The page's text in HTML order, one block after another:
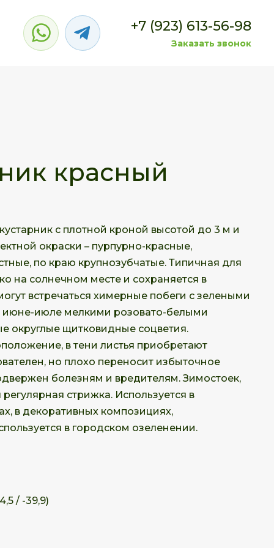
+7 (923) 613-56-98
Заказать звонок
красный
с плотной кроной высотой до 3 м и
окраски – пурпурно-красные,
по краю крупнозубчатые. Типичная для
на солнечном месте и сохраняется в
встречаться химерные побеги с зелеными
июне-июле мелкими розовато-белыми
округлые щитковидные соцветия.
в тени листья приобретают
но плохо переносит избыточное
болезням и вредителям. Зимостоек,
стрижка. Используется в
в декоративных композициях,
в городском озеленении.
/ -39,9)